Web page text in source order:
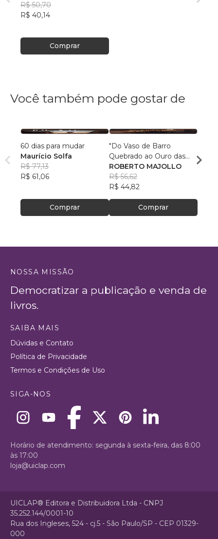
R$ 50,70
R$ 40,14
Comprar
Você também pode gostar de
60 dias para mudar
Maurício Solfa
R$ 77,13
R$ 61,06
Comprar
"Do Vaso de Barro
Quebrado ao Ouro das
Mãos Divinas"
ROBERTO MAJOLLO
R$ 56,62
R$ 44,82
Comprar
NOSSA MISSÃO
Democratizar a publicação e venda de
livros.
SAIBA MAIS
Dúvidas e Contato
Política de Privacidade
Termos e Condições de Uso
SIGA-NOS
Horário de atendimento: segunda à sexta-feira, das 8:00
às 17:00
loja@uiclap.com
UICLAP® Editora e Distribuidora Ltda - CNPJ
35.252.144/0001-10
Rua dos Ingleses, 524 - cj.5 - São Paulo/SP - CEP 01329-
000